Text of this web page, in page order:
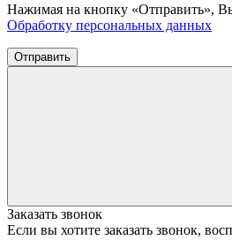
Нажимая на кнопку «Отправить», Вы
Обработку персональных данных
Отправить
Заказать звонок
Если вы хотите заказать звонок,